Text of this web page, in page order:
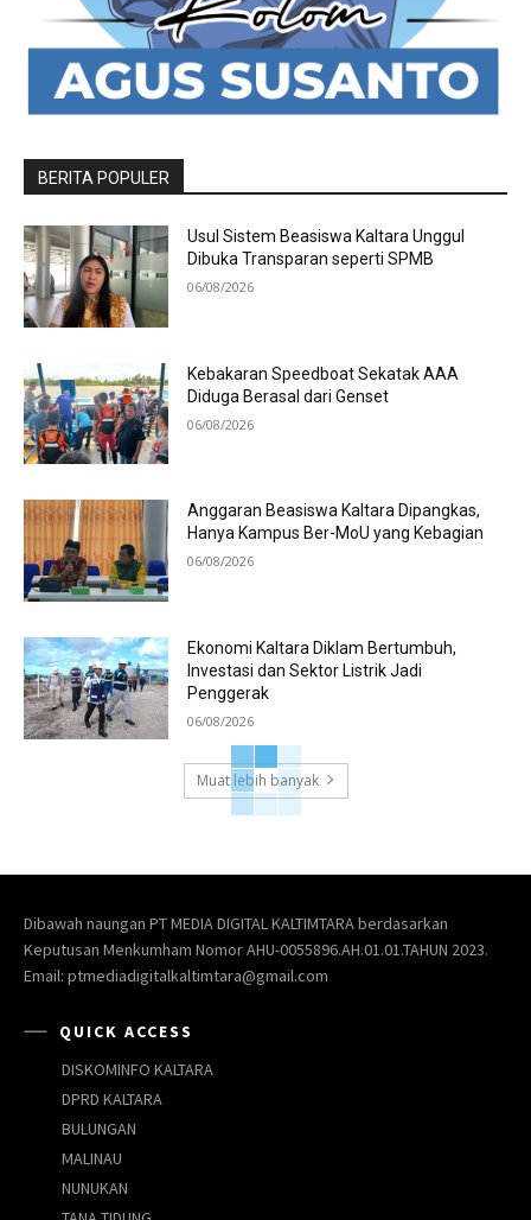
BERITA POPULER
Usul Sistem Beasiswa Kaltara Unggul
Dibuka Transparan seperti SPMB
06/08/2026
Kebakaran Speedboat Sekatak AAA
Diduga Berasal dari Genset
06/08/2026
Anggaran Beasiswa Kaltara Dipangkas,
Hanya Kampus Ber-MoU yang Kebagian
06/08/2026
Ekonomi Kaltara Diklam Bertumbuh,
Investasi dan Sektor Listrik Jadi
Penggerak
06/08/2026
Muat lebih banyak
Dibawah naungan PT MEDIA DIGITAL KALTIMTARA berdasarkan
Keputusan Menkumham Nomor AHU-0055896.AH.01.01.TAHUN 2023.
Email: ptmediadigitalkaltimtara@gmail.com
QUICK ACCESS
DISKOMINFO KALTARA
DPRD KALTARA
BULUNGAN
MALINAU
NUNUKAN